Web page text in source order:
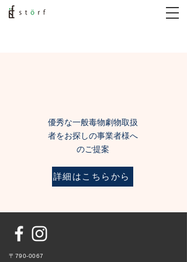
優秀な一般毒物劇物取扱
者をお探しの事業者様へ
のご提案
詳細はこちらから
〒790-0067